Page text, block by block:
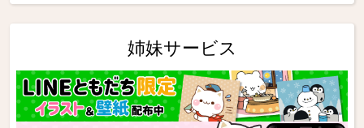
姉妹サービス